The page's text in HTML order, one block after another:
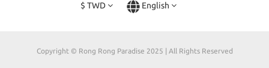
$ TWD English
Copyright © Rong Rong Paradise 2025 | All Rights Reserved